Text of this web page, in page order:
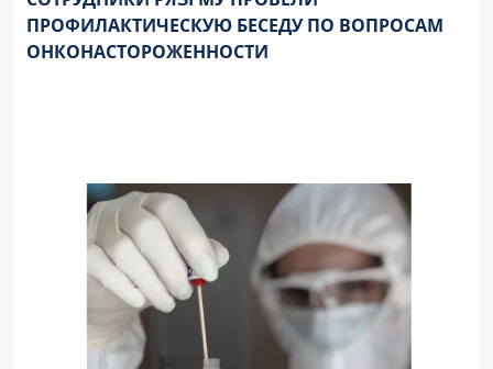
ПРОФИЛАКТИЧЕСКУЮ БЕСЕДУ ПО ВОПРОСАМ
ОНКОНАСТОРОЖЕННОСТИ